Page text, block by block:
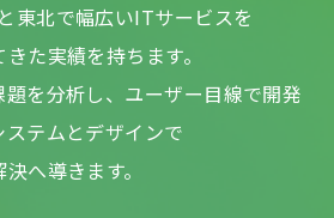
東北で幅広いITサービスを
た実績を持ちます。
を分析し、ユーザー目線で開発
ステムとデザインで
決へ導きます。